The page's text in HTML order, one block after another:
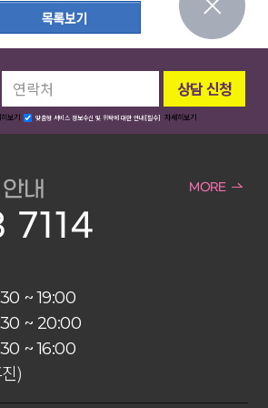
보기 맞춤형 서비스 정보수신 및 위탁에 대한 안내[필수] 자세히보기
내 MORE
7114
~ 19:00
~ 20:00
~ 16:00
)